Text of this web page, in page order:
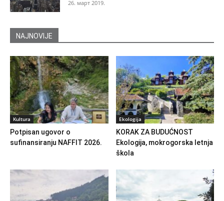
26. март 2019.
NAJNOVIJE
Kultura
Potpisan ugovor o
sufinansiranju NAFFIT 2026.
Ekologija
KORAK ZA BUDUĆNOST
Ekologija, mokrogorska letnja
škola